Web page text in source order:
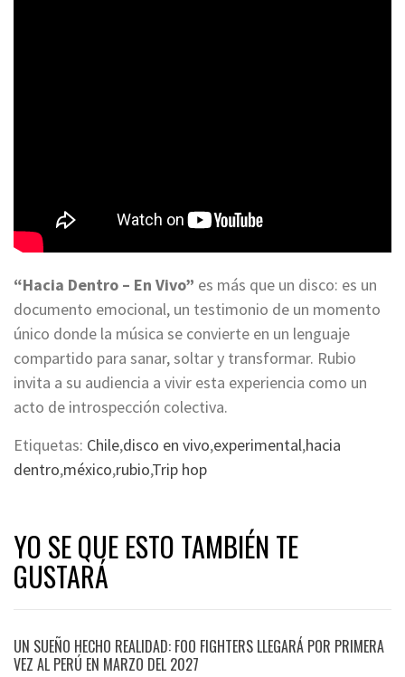
“Hacia Dentro – En Vivo” es más que un disco: es un
documento emocional, un testimonio de un momento
único donde la música se convierte en un lenguaje
compartido para sanar, soltar y transformar. Rubio
invita a su audiencia a vivir esta experiencia como un
acto de introspección colectiva.
Etiquetas: Chile,disco en vivo,experimental,hacia
dentro,méxico,rubio,Trip hop
YO SE QUE ESTO TAMBIÉN TE
GUSTARÁ
UN SUEÑO HECHO REALIDAD: FOO FIGHTERS LLEGARÁ POR PRIMERA
VEZ AL PERÚ EN MARZO DEL 2027